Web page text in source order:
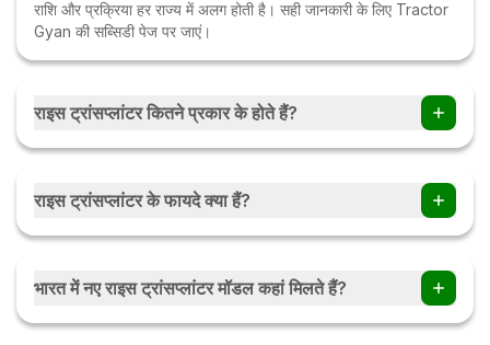
राशि और प्रक्रिया हर राज्य में अलग होती है। सही जानकारी के लिए Tractor
Gyan की सब्सिडी पेज पर जाएं।
राइस ट्रांसप्लांटर कितने प्रकार के होते हैं?
मुख्यतः ये तीन प्रकार के होते हैं, मैन्युअल, सेल्फ-प्रोपेल्ड (स्वचालित), और
राइस ट्रांसप्लांटर के फायदे क्या हैं?
ये मशीनें खेती को तेज और सटीक बनाती हैं, मजदूरों पर निर्भरता कम करती हैं,
शरीर पर बोझ घटता है, और पौधों की दूरी एक जैसी बनी रहती है जिससे फसल
अच्छी होती है।
भारत में नए राइस ट्रांसप्लांटर मॉडल कहां मिलते हैं?
ट्रैक्टर ज्ञान पर आपको भारत में उपलब्ध लेटेस्ट राइस ट्रांसप्लांटर मॉडल्स की